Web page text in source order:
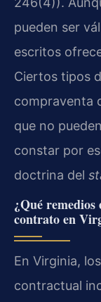
pueden ser
escritos
Ciertos tipos
compraventa
que no
constar por
doctrina del
¿Qué
contrato en
En Virginia,
contractual